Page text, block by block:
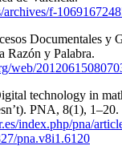
archives/f-
Documentales y
Razón y Palabra.
web/
technology in
PNA, 8(1), 1–20.
index.php/pna/
pna.v8i1.6120